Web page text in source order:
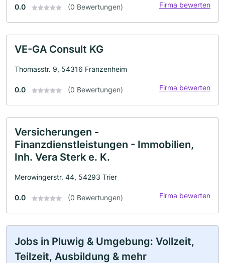
0.0 (0 Bewertungen) Firma bewerten
VE-GA Consult KG
Thomasstr. 9, 54316 Franzenheim
0.0 (0 Bewertungen) Firma bewerten
Versicherungen -
Finanzdienstleistungen - Immobilien,
Inh. Vera Sterk e. K.
Merowingerstr. 44, 54293 Trier
0.0 (0 Bewertungen) Firma bewerten
Jobs in Pluwig & Umgebung: Vollzeit,
Teilzeit, Ausbildung & mehr